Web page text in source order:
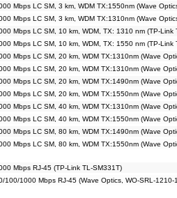
Mbps LC SM, 3 km, WDM TX:1550nm (Wave
Mbps LC SM, 3 km, WDM TX:1310nm (Wave
Mbps LC SM, 10 km, WDM, TX: 1310 nm (TP-Link
Mbps LC SM, 10 km, WDM, TX: 1550 nm (TP-Link
Mbps LC SM, 20 km, WDM TX:1310nm (Wave
Mbps LC SM, 20 km, WDM TX:1310nm (Wave
Mbps LC SM, 20 km, WDM TX:1490nm (Wave
Mbps LC SM, 20 km, WDM TX:1550nm (Wave
Mbps LC SM, 40 km, WDM TX:1310nm (Wave
Mbps LC SM, 40 km, WDM TX:1550nm (Wave
Mbps LC SM, 80 km, WDM TX:1490nm (Wave
Mbps LC SM, 80 km, WDM TX:1550nm (Wave
Mbps RJ-45 (TP-Link TL-SM331T)
100/1000 Mbps RJ-45 (Wave Optics, WO-SRL-1210-